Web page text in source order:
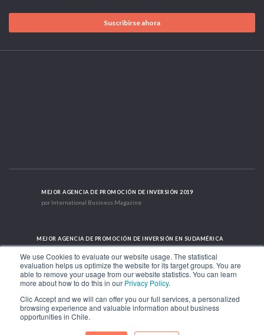
We use Cookies to evaluate our website usage. The statistical
evaluation helps us optimize the website for its target groups. You are
able to remove your usage from our website statistics. You can learn
more about how to do this in our Privacy Policy.
Clic Accept and we will can offer you our full services, a personalized
browsing experience and valuable information about business
opportunities in Chile.
Suscribirse ahora
MEJOR AGENCIA DE PROMOCIÓN DE INVERSIÓN 2019
por International Business Magazine
MEJOR AGENCIA DE PROMOCIÓN DE INVERSIÓN EN SUDAMÉRICA
2019 - 2022; 2024; 2025
CASO DE ÉXITO INTERNACIONAL 2021
Av. Libertador Bernardo O'Higgins 1449, Torre 7, Piso 15. Santiago, Chile.
Teléfono: (56-2) 2663 9211